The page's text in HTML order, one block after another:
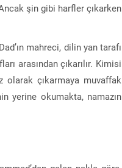
şin gibi harfler çıkarken
mahreci, dilin yan tarafı
arasından çıkarılır. Kimisi
olarak çıkarmaya muvaffak
yerine okumakta, namazın